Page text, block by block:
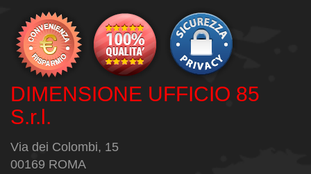
DIMENSIONE UFFICIO 85
S.r.l.
Via dei Colombi, 15
00169 ROMA